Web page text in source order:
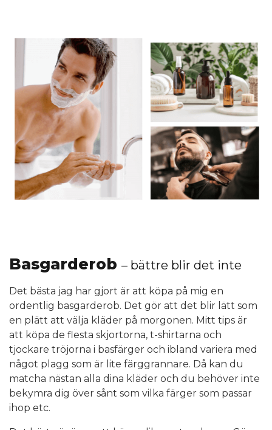
Basgarderob – bättre blir det inte
Det bästa jag har gjort är att köpa på mig en
ordentlig basgarderob. Det gör att det blir lätt som
en plätt att välja kläder på morgonen. Mitt tips är
att köpa de flesta skjortorna, t-shirtarna och
tjockare tröjorna i basfärger och ibland variera med
något plagg som är lite färggrannare. Då kan du
matcha nästan alla dina kläder och du behöver inte
bekymra dig över sånt som vilka färger som passar
ihop etc.